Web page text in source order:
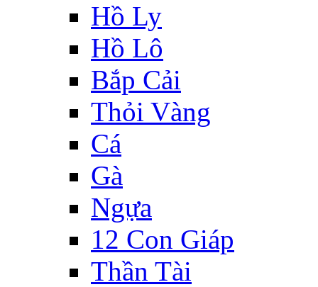
Hồ Ly
Hồ Lô
Bắp Cải
Thỏi Vàng
Cá
Gà
Ngựa
12 Con Giáp
Thần Tài